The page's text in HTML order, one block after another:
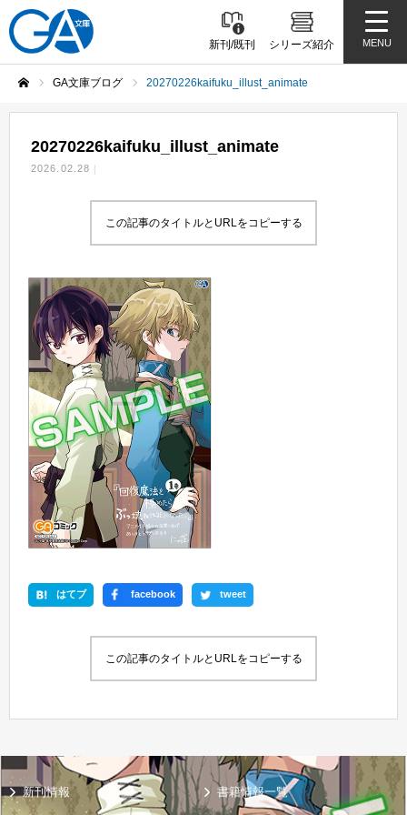
新刊/既刊 シリーズ紹介 MENU
GA文庫ブログ 20270226kaifuku_illust_animate
20270226kaifuku_illust_animate
2026.02.28
この記事のタイトルとURLをコピーする
はてブ facebook tweet
この記事のタイトルとURLをコピーする
新刊情報 書籍情報一覧